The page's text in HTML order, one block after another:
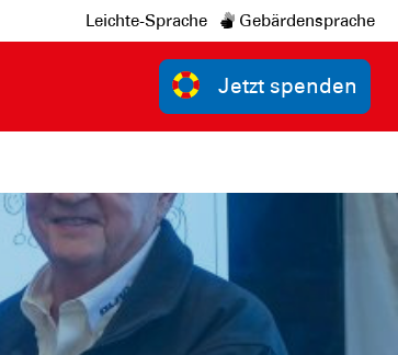
Leichte-Sprache Gebärdensprache
Jetzt spenden